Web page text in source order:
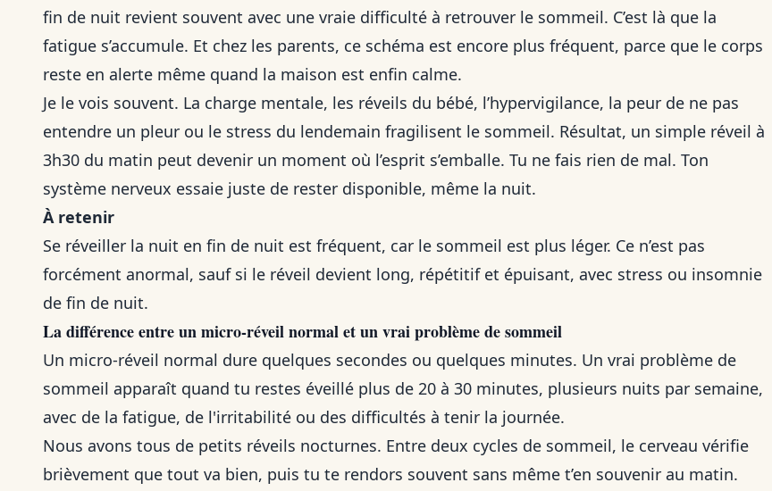
fin de nuit revient souvent avec une vraie difficulté à retrouver le sommeil. C’est là que la
fatigue s’accumule. Et chez les parents, ce schéma est encore plus fréquent, parce que le corps
reste en alerte même quand la maison est enfin calme.
Je le vois souvent. La charge mentale, les réveils du bébé, l’hypervigilance, la peur de ne pas
entendre un pleur ou le stress du lendemain fragilisent le sommeil. Résultat, un simple réveil à
3h30 du matin peut devenir un moment où l’esprit s’emballe. Tu ne fais rien de mal. Ton
système nerveux essaie juste de rester disponible, même la nuit.
À retenir
Se réveiller la nuit en fin de nuit est fréquent, car le sommeil est plus léger. Ce n’est pas
forcément anormal, sauf si le réveil devient long, répétitif et épuisant, avec stress ou insomnie
de fin de nuit.
La différence entre un micro-réveil normal et un vrai problème de sommeil
Un micro-réveil normal dure quelques secondes ou quelques minutes. Un vrai problème de
sommeil apparaît quand tu restes éveillé plus de 20 à 30 minutes, plusieurs nuits par semaine,
avec de la fatigue, de l'irritabilité ou des difficultés à tenir la journée.
Nous avons tous de petits réveils nocturnes. Entre deux cycles de sommeil, le cerveau vérifie
brièvement que tout va bien, puis tu te rendors souvent sans même t’en souvenir au matin.